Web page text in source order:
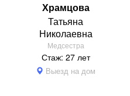
Храмцова
Татьяна
Николаевна
Медсестра
Стаж: 27 лет
Выезд на дом